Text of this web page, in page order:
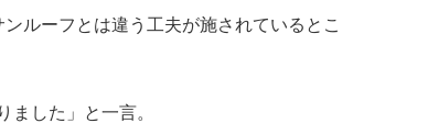
ルーフとは違う工夫が施されているとこ
した」と一言。